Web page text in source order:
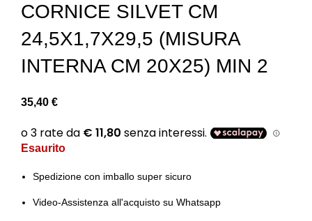
CORNICE SILVET CM
24,5X1,7X29,5 (MISURA
INTERNA CM 20X25) MIN 2
35,40 €
Esaurito
Spedizione con imballo super sicuro
Video-Assistenza all'acquisto su Whatsapp